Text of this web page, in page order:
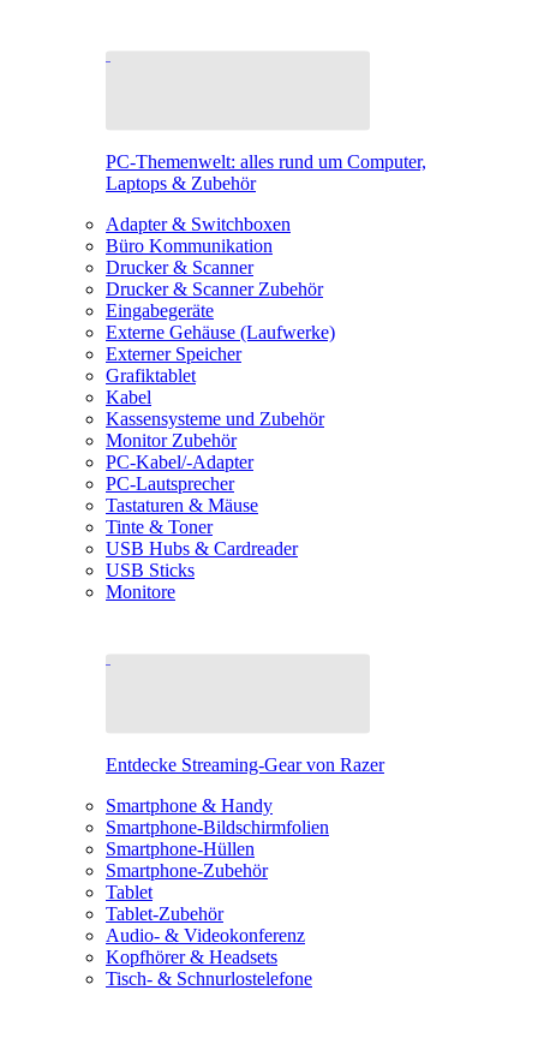
PC-Themenwelt: alles rund um Computer,
Laptops & Zubehör
Adapter & Switchboxen
Büro Kommunikation
Drucker & Scanner
Drucker & Scanner Zubehör
Eingabegeräte
Externe Gehäuse (Laufwerke)
Externer Speicher
Grafiktablet
Kabel
Kassensysteme und Zubehör
Monitor Zubehör
PC-Kabel/-Adapter
PC-Lautsprecher
Tastaturen & Mäuse
Tinte & Toner
USB Hubs & Cardreader
USB Sticks
Monitore
Entdecke Streaming-Gear von Razer
Smartphone & Handy
Smartphone-Bildschirmfolien
Smartphone-Hüllen
Smartphone-Zubehör
Tablet
Tablet-Zubehör
Audio- & Videokonferenz
Kopfhörer & Headsets
Tisch- & Schnurlostelefone